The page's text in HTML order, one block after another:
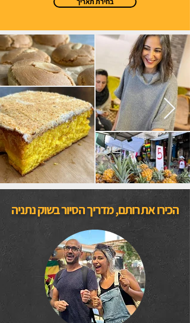
הכירו את רותם, מדריך הסיור בשוק נתניה